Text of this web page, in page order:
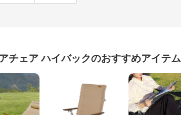
チェア ハイバックのおすすめアイテム